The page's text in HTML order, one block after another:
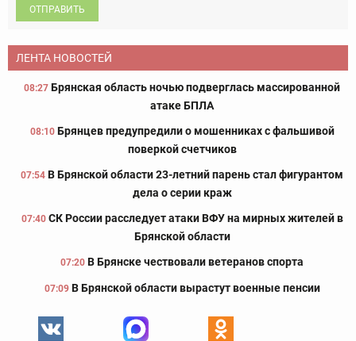
ОТПРАВИТЬ
ЛЕНТА НОВОСТЕЙ
08:27 Брянская область ночью подверглась массированной
атаке БПЛА
08:10 Брянцев предупредили о мошенниках с фальшивой
поверкой счетчиков
07:54 В Брянской области 23-летний парень стал фигурантом
дела о серии краж
07:40 СК России расследует атаки ВФУ на мирных жителей в
Брянской области
07:20 В Брянске чествовали ветеранов спорта
07:09 В Брянской области вырастут военные пенсии